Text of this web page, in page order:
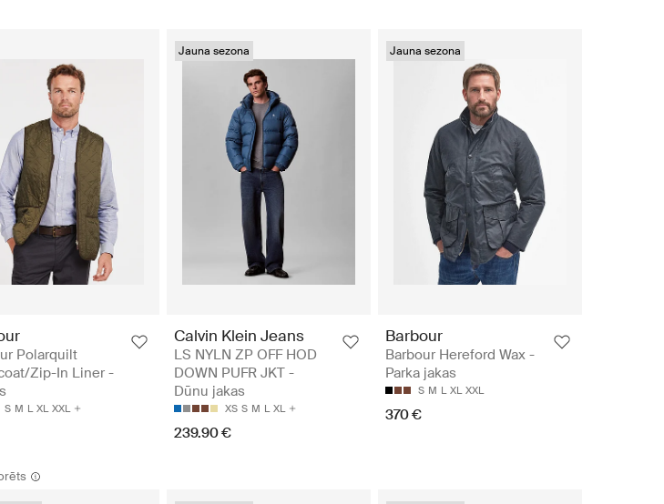
Polarquilt
Zip-In Liner -
S M L XL XXL
Jauna sezona
Calvin Klein Jeans
LS NYLN ZP OFF HOD
DOWN PUFR JKT -
Dūnu jakas
XS S M L XL
239.90 €
Jauna sezona
Barbour
Barbour Hereford Wax -
Parka jakas
S M L XL XXL
370 €